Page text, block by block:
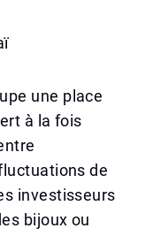
une place
à la fois
de
investisseurs
bijoux ou